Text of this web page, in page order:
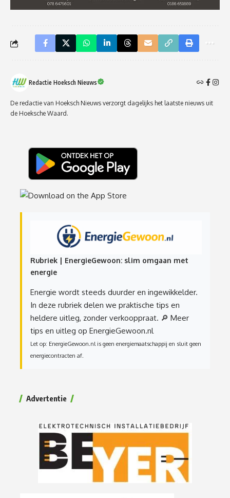
Redactie Hoeksch Nieuws
De redactie van Hoeksch Nieuws verzorgt dagelijks het laatste nieuws uit
de Hoeksche Waard.
Rubriek | EnergieGewoon: slim omgaan met
energie
Energie wordt steeds duurder en ingewikkelder.
In deze rubriek delen we praktische tips en
heldere uitleg, zonder verkooppraat. 🔎 Meer
tips en uitleg op EnergieGewoon.nl
Let op: EnergieGewoon.nl is geen energiemaatschappij en sluit geen
energiecontracten af.
Advertentie